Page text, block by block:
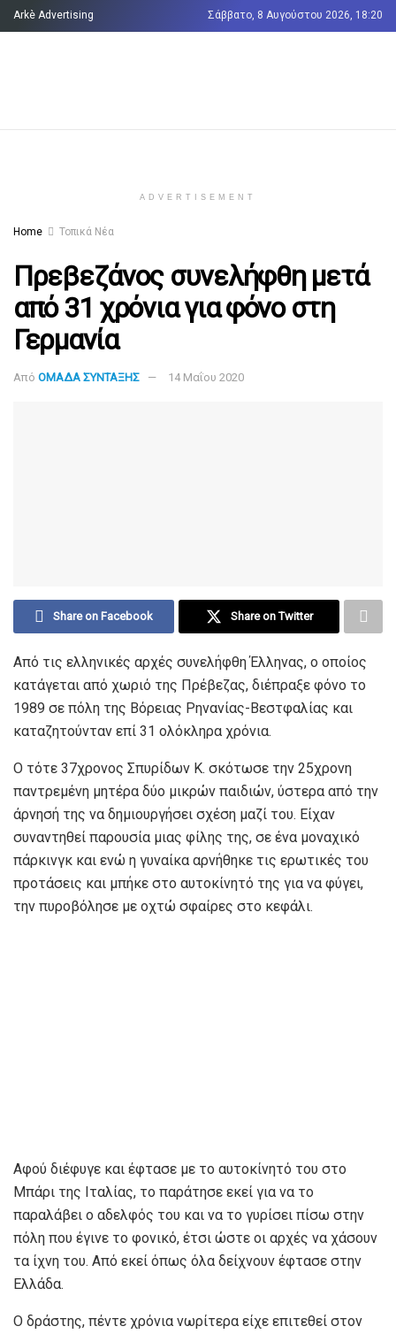
Arkè Advertising Σάββατο, 8 Αυγούστου 2026, 18:20
ADVERTISEMENT
Home Τοπικά Νέα
Πρεβεζάνος συνελήφθη μετά
από 31 χρόνια για φόνο στη
Γερμανία
Από ΟΜΑΔΑ ΣΥΝΤΑΞΗΣ 14 Μαΐου 2020
Share on Facebook Share on Twitter
Από τις ελληνικές αρχές συνελήφθη Έλληνας, ο οποίος
κατάγεται από χωριό της Πρέβεζας, διέπραξε φόνο το
1989 σε πόλη της Βόρειας Ρηνανίας-Βεστφαλίας και
καταζητούνταν επί 31 ολόκληρα χρόνια.
Ο τότε 37χρονος Σπυρίδων Κ. σκότωσε την 25χρονη
παντρεμένη μητέρα δύο μικρών παιδιών, ύστερα από την
άρνησή της να δημιουργήσει σχέση μαζί του. Είχαν
συναντηθεί παρουσία μιας φίλης της, σε ένα μοναχικό
πάρκινγκ και ενώ η γυναίκα αρνήθηκε τις ερωτικές του
προτάσεις και μπήκε στο αυτοκίνητό της για να φύγει,
την πυροβόλησε με οχτώ σφαίρες στο κεφάλι.
Αφού διέφυγε και έφτασε με το αυτοκίνητό του στο
Μπάρι της Ιταλίας, το παράτησε εκεί για να το
παραλάβει ο αδελφός του και να το γυρίσει πίσω στην
πόλη που έγινε το φονικό, έτσι ώστε οι αρχές να χάσουν
τα ίχνη του. Από εκεί όπως όλα δείχνουν έφτασε στην
Ελλάδα.
Ο δράστης, πέντε χρόνια νωρίτερα είχε επιτεθεί στον